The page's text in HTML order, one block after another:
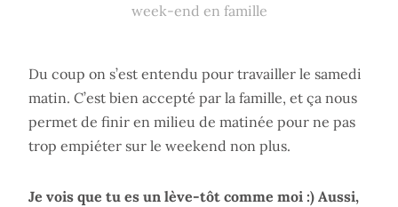
week-end en famille
Du coup on s’est entendu pour travailler le samedi
matin. C’est bien accepté par la famille, et ça nous
permet de finir en milieu de matinée pour ne pas
trop empiéter sur le weekend non plus.
Je vois que tu es un lève-tôt comme moi :) Aussi,